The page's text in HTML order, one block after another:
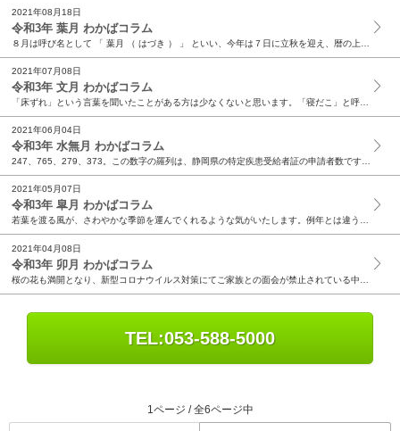
2021年08月18日
令和3年 葉月 わかばコラム
2021年07月08日
令和3年 文月 わかばコラム
2021年06月04日
令和3年 水無月 わかばコラム
2021年05月07日
令和3年 皐月 わかばコラム
若葉を渡る風が、さわやかな季節を運んでくれるような気がいたします。例年とは違う5月の連休をお過ごしの事と思います。 先月のお花見では天候にも恵まれ、久しぶりに患者様との面会が叶うことが出来た御...
2021年04月08日
令和3年 卯月 わかばコラム
TEL:053-588-5000
1ページ / 全6ページ中